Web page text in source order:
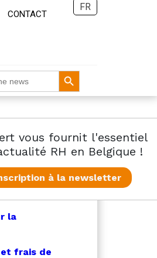
CONTACT
FR
Search Button
vous fournit l'essentiel
RH en Belgique !
à la newsletter
la
et frais de